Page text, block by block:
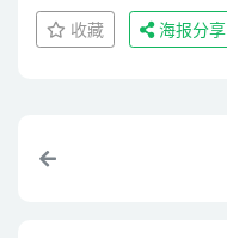
收藏 海报分享